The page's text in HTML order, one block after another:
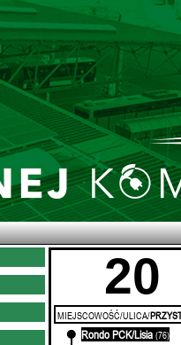
20
MIEJSCOWOŚĆ/ULICA/
Rondo PCK/Lisia (76)